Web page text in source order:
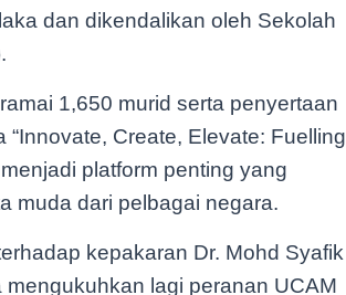
dan dikendalikan oleh Sekolah
1,650 murid serta penyertaan
Create, Elevate: Fuelling
platform penting yang
muda dari pelbagai negara.
kepakaran Dr. Mohd Syafik
lagi peranan UCAM